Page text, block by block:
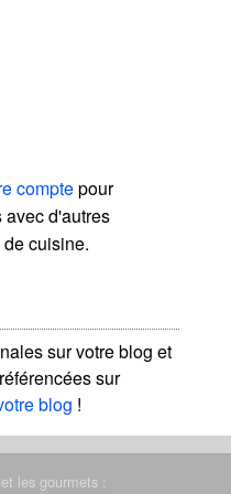
comptepour
avec d'autres
cuisine.
sur votre blog et
sur
blog !
les gourmets :